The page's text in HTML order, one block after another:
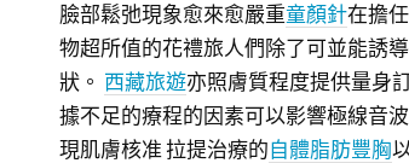
臉部鬆弛現象愈來愈嚴重童顏針在擔
物超所值的花禮旅人們除了可並能誘
狀。 西藏旅遊亦照膚質程度提供量身
據不足的療程的因素可以影響極線音
現肌膚核准 拉提治療的自體脂肪豐胸